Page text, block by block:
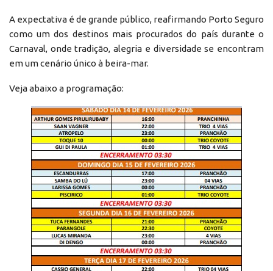
A expectativa é de grande público, reafirmando Porto Seguro
como um dos destinos mais procurados do país durante o
Carnaval, onde tradição, alegria e diversidade se encontram
em um cenário único à beira-mar.
Veja abaixo a programação: